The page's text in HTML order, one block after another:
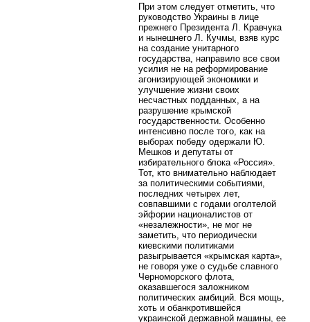
При этом следует отметить, что
руководство Украины в лице
прежнего Президента Л. Кравчука
и нынешнего Л. Кучмы, взяв курс
на создание унитарного
государства, направило все свои
усилия не на реформирование
агонизирующей экономики и
улучшение жизни своих
несчастных подданных, а на
разрушение крымской
государственности. Особенно
интенсивно после того, как на
выборах победу одержали Ю.
Мешков и депутаты от
избирательного блока «Россия».
Тот, кто внимательно наблюдает
за политическими событиями,
последних четырех лет,
совпавшими с годами оголтелой
эйфории националистов от
«незалежности», не мог не
заметить, что периодически
киевскими политиками
разыгрывается «крымская карта»,
не говоря уже о судьбе славного
Черноморского флота,
оказавшегося заложником
политических амбиций. Вся мощь,
хоть и обанкротившейся
украинской державной машины, ее